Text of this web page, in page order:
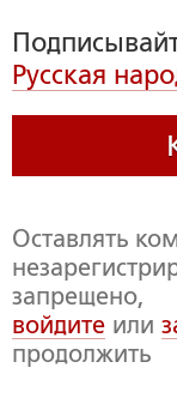
Русская
Оставлять
запрещено,
войдите или
продолжить